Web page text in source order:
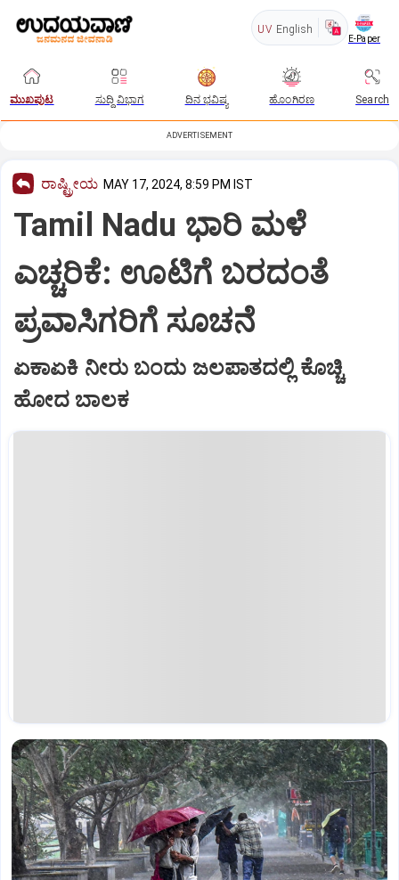
UV English
E-Paper
ಮುಖಪುಟ ಸುದ್ದಿ ವಿಭಾಗ ದಿನ ಭವಿಷ್ಯ ಹೊಂಗಿರಣ Search
ADVERTISEMENT
ರಾಷ್ಟ್ರೀಯ MAY 17, 2024, 8:59 PM IST
Tamil Nadu ಭಾರಿ ಮಳೆ
ಎಚ್ಚರಿಕೆ: ಊಟಿಗೆ ಬರದಂತೆ
ಪ್ರವಾಸಿಗರಿಗೆ ಸೂಚನೆ
ಏಕಾಏಕಿ ನೀರು ಬಂದು ಜಲಪಾತದಲ್ಲಿ ಕೊಚ್ಚಿ
ಹೋದ ಬಾಲಕ